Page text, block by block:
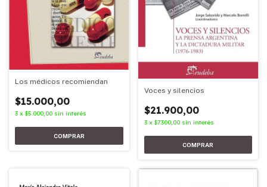
Los médicos recomiendan
$15.000,00
3 x $5.000,00 sin interés
Voces y silencios
$21.900,00
3 x $7.300,00 sin interés